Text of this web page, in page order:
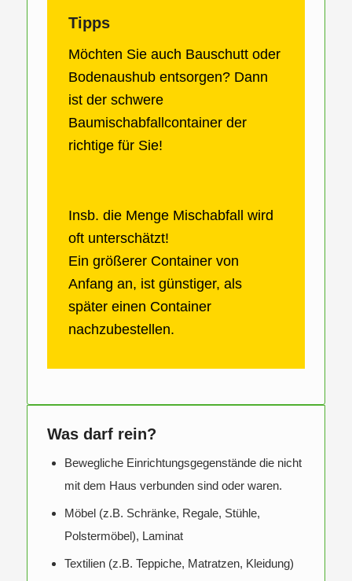
Tipps
Möchten Sie auch Bauschutt oder
Bodenaushub entsorgen? Dann
ist der schwere
Baumischabfallcontainer der
richtige für Sie!
Insb. die Menge Mischabfall wird
oft unterschätzt!
Ein größerer Container von
Anfang an, ist günstiger, als
später einen Container
nachzubestellen.
Was darf rein?
Bewegliche Einrichtungsgegenstände die nicht
mit dem Haus verbunden sind oder waren.
Möbel (z.B. Schränke, Regale, Stühle,
Polstermöbel), Laminat
Textilien (z.B. Teppiche, Matratzen, Kleidung)